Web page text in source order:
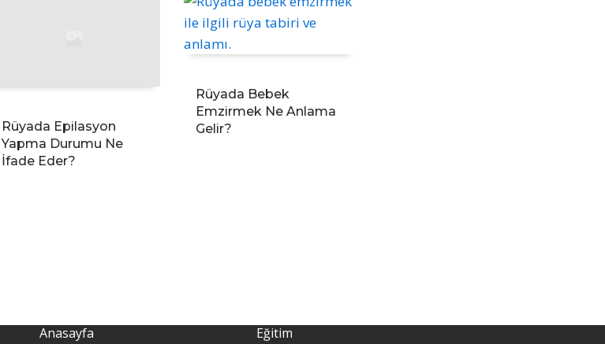
Rüyada Epilasyon
Yapma Durumu Ne
İfade Eder?
Rüyada Bebek
Emzirmek Ne Anlama
Gelir?
Anasayfa Eğitim